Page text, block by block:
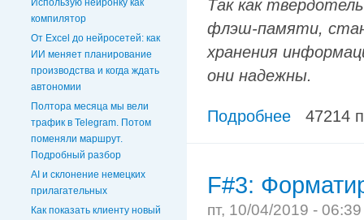
компилятор
От Excel до нейросетей: как
ИИ меняет планирование
производства и когда ждать
автономии
Полтора месяца мы вели
трафик в Telegram. Потом
поменяли маршрут.
Подробный разбор
AI и склонение немецких
прилагательных
Как показать клиенту новый
Так как
флэш-памяти,
хранения
они надежны.
Подробнее 47214
F#3:
пт, 10/04/2019 -